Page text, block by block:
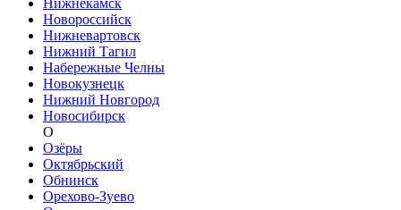
Нижнекамск
Новороссийск
Нижневартовск
Нижний Тагил
Набережные Челны
Новокузнецк
Нижний Новгород
Новосибирск
О
Озёры
Октябрьский
Обнинск
Орехово-Зуево